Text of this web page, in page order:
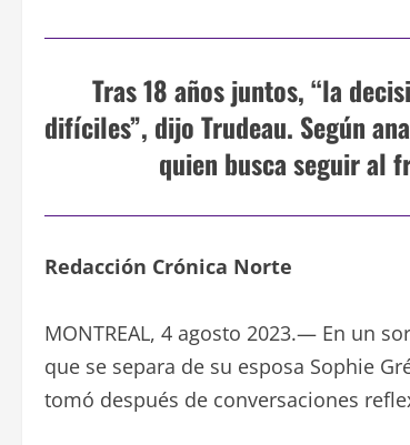
Tras 18 años juntos, “la
difíciles”, dijo Trudeau. Según
quien busca seguir al
Redacción Crónica Norte
MONTREAL, 4 agosto 2023.— En un
que se separa de su esposa Sophie
tomó después de conversaciones